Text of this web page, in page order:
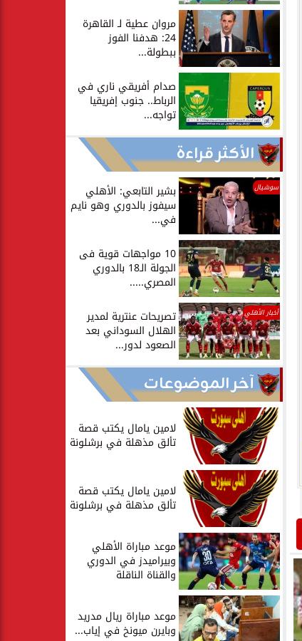
مروان عطية لـ القاهرة
24: هدفنا الفوز
ببطولة...
صدام أفريقي ناري في
الرباط.. جنوب إفريقيا
تواجه...
الأكثر قراءة
سوشيال بشير التابعي: الأهلي
سيفوز بالدوري وهو نايم
في...
10 مواجهات قوية فى
الجولة الـ18 بالدوري
المصري.....
أخبار الأهلي تصريحات عنترية لمدير
الهلال السوداني بعد
الصعود لدور...
آخر الموضوعات
لامين يامال يكتب قصة
تألق مذهلة في برشلونة
لامين يامال يكتب قصة
تألق مذهلة في برشلونة
موعد مباراة الأهلي
وبيراميدز في الدوري
والقناة الناقلة
موعد مباراة ريال مدريد
وبايرن ميونخ في إياب...